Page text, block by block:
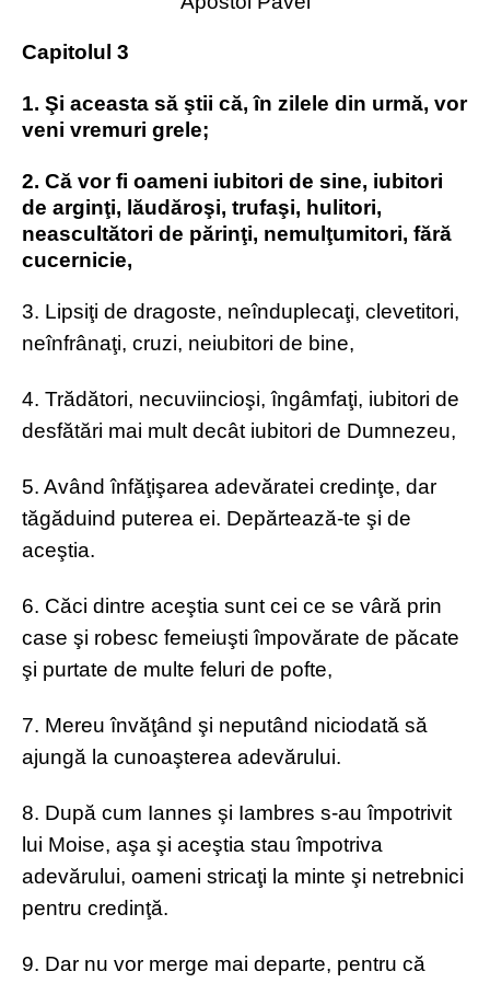
Capitolul 3
1. Şi aceasta să ştii că, în zilele din urmă, vor
veni vremuri grele;
2. Că vor fi oameni iubitori de sine, iubitori
de arginţi, lăudăroşi, trufaşi, hulitori,
neascultători de părinţi, nemulţumitori, fără
cucernicie,
3. Lipsiţi de dragoste, neînduplecaţi, clevetitori,
neînfrânaţi, cruzi, neiubitori de bine,
4. Trădători, necuviincioşi, îngâmfaţi, iubitori de
desfătări mai mult decât iubitori de Dumnezeu,
5. Având înfăţişarea adevăratei credinţe, dar
tăgăduind puterea ei. Depărtează-te şi de
aceştia.
6. Căci dintre aceştia sunt cei ce se vâră prin
case şi robesc femeiuşti împovărate de păcate
şi purtate de multe feluri de pofte,
7. Mereu învăţând şi neputând niciodată să
ajungă la cunoaşterea adevărului.
8. După cum Iannes şi Iambres s-au împotrivit
lui Moise, aşa şi aceştia stau împotriva
adevărului, oameni stricaţi la minte şi netrebnici
pentru credinţă.
9. Dar nu vor merge mai departe, pentru că